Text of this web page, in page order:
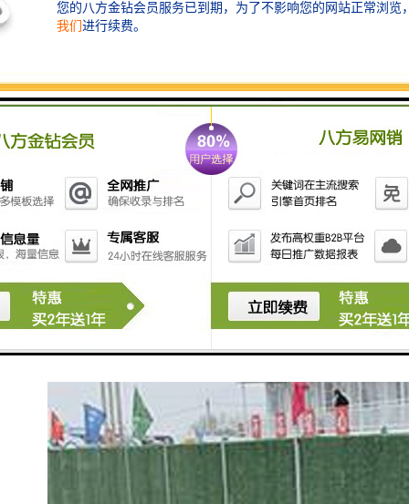
彩钢围挡概述 ：
彩钢围挡制作安装方便、快速。特的安装拼接方式，比
彩钢板和方管节省80%的安装时间。